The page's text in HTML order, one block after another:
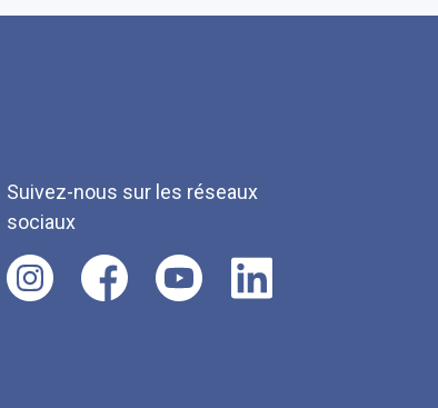
Suivez-nous sur les réseaux
sociaux